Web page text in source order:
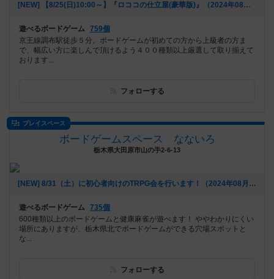
[NEW] 【8/25(日)10:00～】『ロココの仕立屋(豪華版)』（2024年08月24日 17時44分）
遊べるボードゲーム 759個
京王線調布駅徒歩５分。ボードゲームが初めての方から上級者の方ま
で、幅広い方に楽しんで頂けるよう４００種類以上厳選して取り揃えて
おります...
フォローする
プレイスペース
ボードゲームスペース なないろ
栃木県大田原市山の手2-6-13
[NEW] 8/31（土）に初心者向けのTRPG会を行います！（2024年08月18日 19時00分）
遊べるボードゲーム 735個
600種類以上のボードゲームと健康麻雀が遊べます！ ややわかりにくい
場所にありますが、栃木県北でボードゲームができる穴場スポットと
な...
フォローする